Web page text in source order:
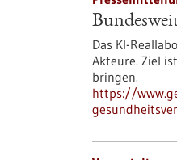
Das KI-
Akteure. Ziel
bringen.
https://